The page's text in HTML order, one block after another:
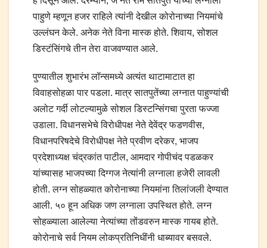
पाहुणे म्हणून हजर राहिले त्यांनी देखील कोरोनाच्या नियमांचे
उल्लंघन केले. अनेक नेते विना मास्क होते. शिवाय, सोशल
डिस्टंसिंगचे तीन तेरा वाजवण्यात आले.
पुण्यातील शुभारंभ लॉन्समध्ये अत्यंत थाटामाटात हा
विवाहसोहळा पार पडला. मात्र सातपुतेंच्या लग्नात पाहुण्यांची
अलोट गर्दी लोटल्यामुळे सोशल डिस्टन्सिंगचा पुरता फज्जा
उडाला. विधानसभेचे विरोधीपक्ष नेते देवेंद्र फडणवीस,
विधानपरिषदेचे विरोधीपक्ष नेते प्रवीण दरेकर, भाजप
प्रदेशाध्यक्ष चंद्रकांत पाटील, आमदार गोपीचंद पडळकर
यांच्यासह भाजपच्या दिग्गज नेत्यांनी लग्नाला हजेरी लावली
होती. लग्न सोहळ्यात कोरोनाच्या नियमांना तिलांजली देण्यात
आली. ५० हून अधिक जण लग्नाला उपस्थित होते. लग्न
सोहळ्याला आलेल्या नेत्यांच्या तोंडवरुन मास्क गायब होते.
कोरोनाचे सर्व नियम लोकप्रतिनिधींनी धाब्यावर बसवले.